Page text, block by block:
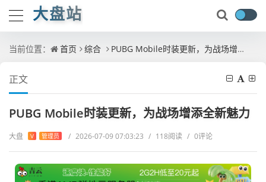
大盘站
当前位置： 首页 综合 PUBG Mobile时装更新，为战场增添全新魅力
正文
PUBG Mobile时装更新，为战场增添全新魅力
大盘 V 管理员 / 2026-07-09 07:03:23 / 118阅读 / 0评论